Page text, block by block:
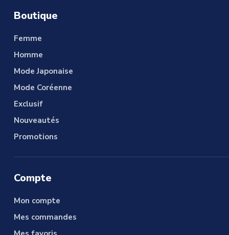
Boutique
Femme
Homme
Mode Japonaise
Mode Coréenne
Exclusif
Nouveautés
Promotions
Compte
Mon compte
Mes commandes